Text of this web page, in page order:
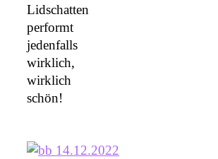
Lidschatten
performt
jedenfalls
wirklich,
wirklich
schön!